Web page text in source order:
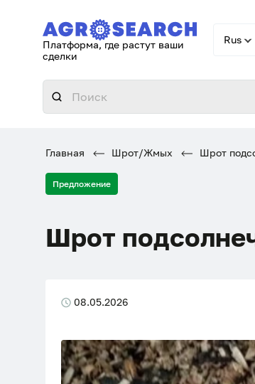
Платформа, где растут ваши
сделки
Rus
Главная Шрот/Жмых Шрот
Предложение
Шрот
08.05.2026